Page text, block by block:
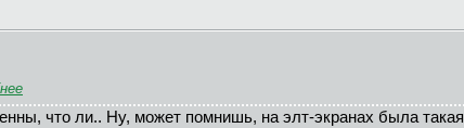
что ли.. Ну, может помнишь, на элт-экранах была такая